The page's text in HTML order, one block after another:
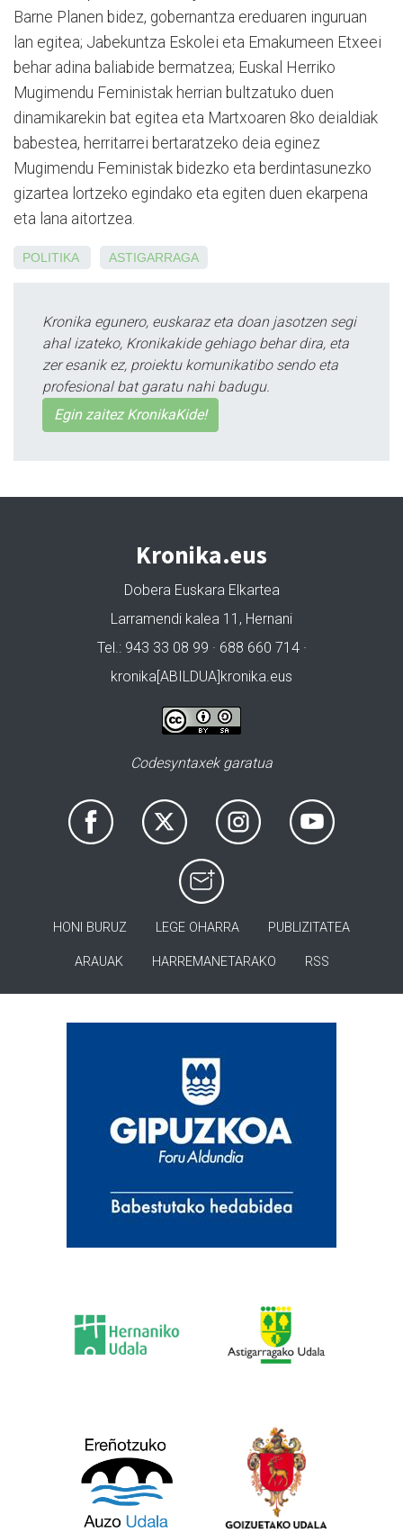
Barne Planen bidez, gobernantza ereduaren inguruan
lan egitea; Jabekuntza Eskolei eta Emakumeen Etxeei
behar adina baliabide bermatzea; Euskal Herriko
Mugimendu Feministak herrian bultzatuko duen
dinamikarekin bat egitea eta Martxoaren 8ko deialdiak
babestea, herritarrei bertaratzeko deia eginez
Mugimendu Feministak bidezko eta berdintasunezko
gizartea lortzeko egindako eta egiten duen ekarpena
eta lana aitortzea.
POLITIKA ASTIGARRAGA
Kronika egunero, euskaraz eta doan jasotzen segi
ahal izateko, Kronikakide gehiago behar dira, eta
zer esanik ez, proiektu komunikatibo sendo eta
profesional bat garatu nahi badugu.
Egin zaitez KronikaKide!
Kronika.eus
Dobera Euskara Elkartea
Larramendi kalea 11, Hernani
Tel.: 943 33 08 99 · 688 660 714 ·
kronika[ABILDUA]kronika.eus
Codesyntaxek garatua
HONI BURUZ LEGE OHARRA PUBLIZITATEA
ARAUAK HARREMANETARAKO RSS